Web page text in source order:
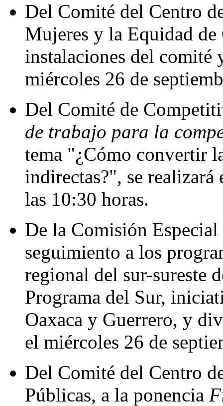
Del Comité del Centro
Mujeres y la Equidad de
instalaciones del comité
miércoles 26 de
Del Comité de
de trabajo para la
tema "¿Cómo convertir
indirectas?", se
las 10:30 horas.
De la Comisión
seguimiento a los
regional del sur-sureste
Programa del Sur,
Oaxaca y Guerrero, y
el miércoles 26 de
Del Comité del Centro
Públicas, a la ponencia